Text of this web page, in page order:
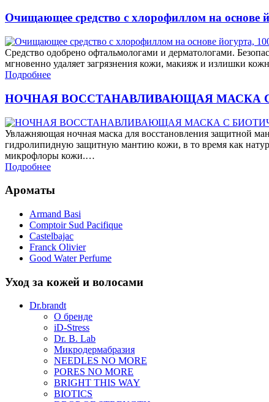
Очищающее средство с хлорофиллом на основе
Средство одобрено офтальмологами и дерматологами.
мгновенно удаляет загрязнения кожи, макияж и излишки
Подробнее
НОЧНАЯ ВОССТАНАВЛИВАЮЩАЯ МАСКА
Увлажняющая ночная маска для восстановления защитной
гидролипидную защитную мантию кожи, в то время как
микрофлоры кожи.…
Подробнее
Ароматы
Armand Basi
Comptoir Sud Pacifique
Castelbajac
Franck Olivier
Good Water Perfume
Уход за кожей и волосами
Dr.brandt
О бренде
iD-Stress
Dr. B. Lab
Микродермабразия
NEEDLES NO MORE
PORES NO MORE
BRIGHT THIS WAY
BIOTICS